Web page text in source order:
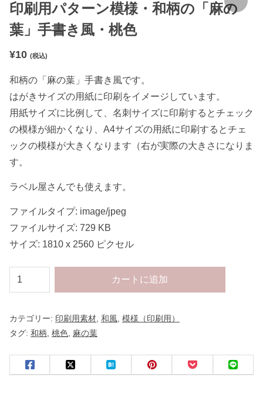
t
印刷用パターン模様・和柄の「麻の
葉」手書き風・桃色
¥10 (税込)
和柄の「麻の葉」手書き風です。
はがきサイズの用紙に印刷をイメージしています。
用紙サイズに比例して、名刺サイズに印刷するとチェック
の模様が細かくなり、A4サイズの用紙に印刷するとチェ
ックの模様が大きくなります（右が実際の大きさになりま
す。
ラベル屋さんでも使えます。
ファイルタイプ: image/jpeg
ファイルサイズ: 729 KB
サイズ: 1810 x 2560 ピクセル
印
刷
パ
タ
ー
ン
カートに追加
カテゴリー: 印刷用素材 和風 模様（印刷用）
タグ: 和柄 桃色 麻の葉